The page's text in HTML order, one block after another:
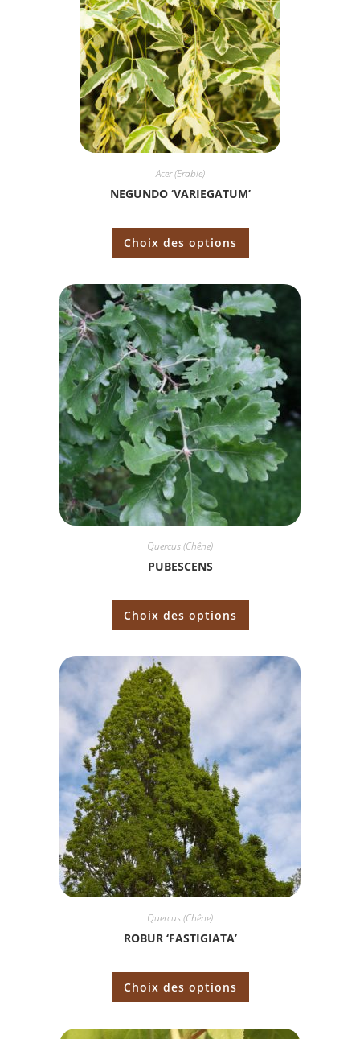
Acer (Erable)
NEGUNDO ‘VARIEGATUM’
Choix des options
Quercus (Chêne)
PUBESCENS
Choix des options
Quercus (Chêne)
ROBUR ‘FASTIGIATA’
Choix des options